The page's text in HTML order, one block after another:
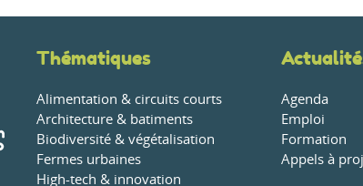
Thématiques
Alimentation & circuits courts
Architecture & batiments
Biodiversité & végétalisation
Fermes urbaines
High-tech & innovation
Agenda
Emploi
Formation
Appels à